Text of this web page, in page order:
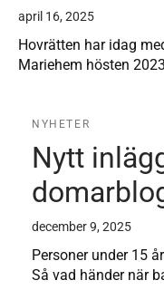
april 16, 2025
Hovrätten har idag
Mariehem hösten
NYHETER
Nytt
december 9, 2025
Personer under 15
Så vad händer när